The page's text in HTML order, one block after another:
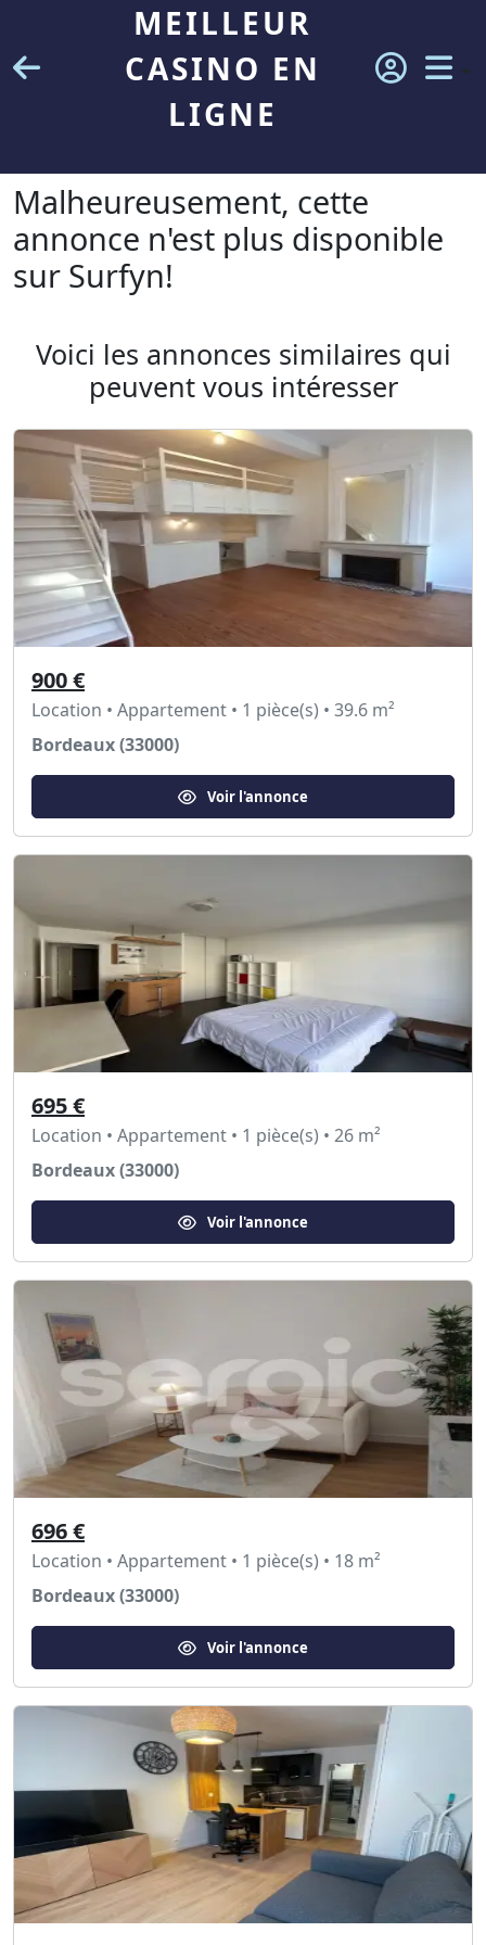
MEILLEUR
CASINO EN
LIGNE
Malheureusement, cette
annonce n'est plus disponible
sur Surfyn!
Voici les annonces similaires qui
peuvent vous intéresser
900 €
Location • Appartement • 1 pièce(s) • 39.6 m²
Bordeaux (33000)
Voir l'annonce
695 €
Location • Appartement • 1 pièce(s) • 26 m²
Bordeaux (33000)
Voir l'annonce
696 €
Location • Appartement • 1 pièce(s) • 18 m²
Bordeaux (33000)
Voir l'annonce